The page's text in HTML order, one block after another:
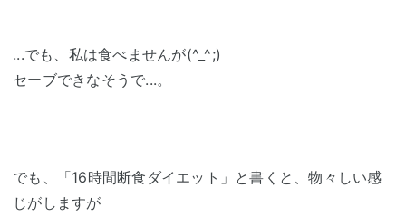
...でも、私は食べませんが(^_^;)
セーブできなそうで...。
でも、「16時間断食ダイエット」と書くと、物々しい感
じがしますが